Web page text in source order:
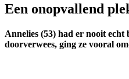
Een onopvallend
Annelies (53) had er nooit
doorverwees, ging ze vooral